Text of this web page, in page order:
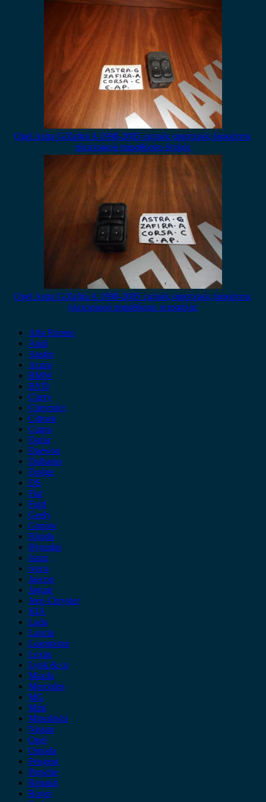
Opel Astra G/Zafira A 1998-2005 εμπρός αριστερός διακόπτης
ηλεκτρικού παραθύρου διπλός
Opel Astra G/Zafira A 1998-2005 εμπρός αριστερός διακόπτης
ηλεκτρικού παραθύρου τετραπλός
Alfa Romeo
Audi
Austin
Acura
BMW
BYD
Chery
Chevrolet
Citroen
Cupra
Dacia
Daewoo
Daihatsu
Dodge
DS
Fiat
Ford
Geely
Gonow
Honda
Hyundai
Isuzu
iveco
Jaecoo
Jaguar
Jeep Chrysler
KIA
Lada
Lancia
Leapmotor
Lexus
Lynk & co
Mazda
Mercedes
MG
Mini
Mitsubishi
Nissan
Opel
Omoda
Peugeot
Porsche
Renault
Rover